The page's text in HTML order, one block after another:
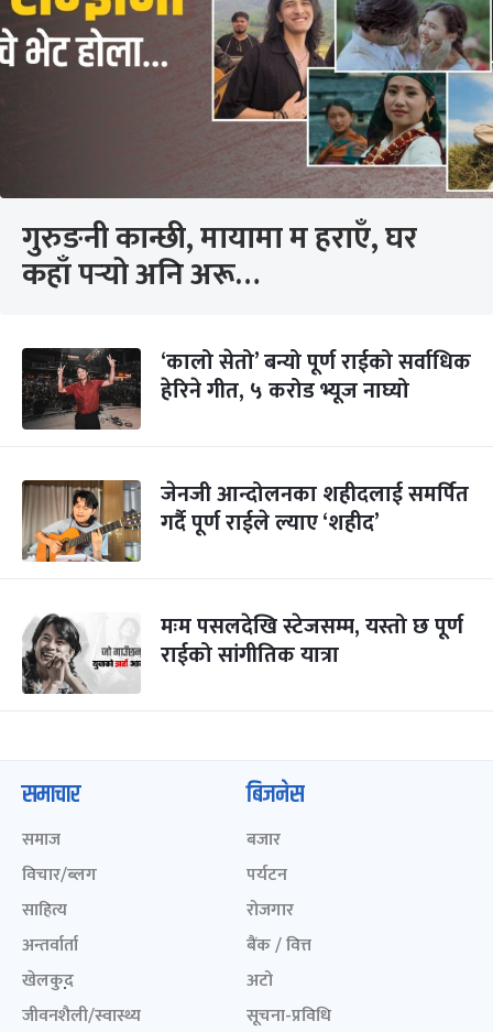
गुरुङनी कान्छी, मायामा म हराएँ, घर
कहाँ पर्‍यो अनि अरू…
‘कालो सेतो’ बन्यो पूर्ण राईको सर्वाधिक
हेरिने गीत, ५ करोड भ्यूज नाघ्यो
जेनजी आन्दोलनका शहीदलाई समर्पित
गर्दै पूर्ण राईले ल्याए ‘शहीद’
मःम पसलदेखि स्टेजसम्म, यस्तो छ पूर्ण
राईको सांगीतिक यात्रा
समाचार
समाज
विचार/ब्लग
साहित्य
अन्तर्वार्ता
खेलकुद़़
जीवनशैली/स्वास्थ्य
बिजनेस
बजार
पर्यटन
रोजगार
बैंक / वित्त
अटो
सूचना-प्रविधि